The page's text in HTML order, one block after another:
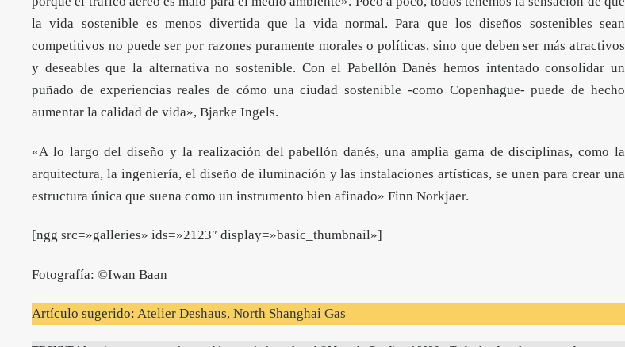
la vida sostenible es menos divertida que la vida normal. Para que los diseños sostenibles sean
competitivos no puede ser por razones puramente morales o políticas, sino que deben ser más atractivos
y deseables que la alternativa no sostenible. Con el Pabellón Danés hemos intentado consolidar un
puñado de experiencias reales de cómo una ciudad sostenible -como Copenhague- puede de hecho
aumentar la calidad de vida», Bjarke Ingels.
«A lo largo del diseño y la realización del pabellón danés, una amplia gama de disciplinas, como la
arquitectura, la ingeniería, el diseño de iluminación y las instalaciones artísticas, se unen para crear una
estructura única que suena como un instrumento bien afinado» Finn Norkjaer.
[ngg src=»galleries» ids=»2123″ display=»basic_thumbnail»]
Fotografía: ©Iwan Baan
Artículo sugerido: Atelier Deshaus, North Shanghai Gas